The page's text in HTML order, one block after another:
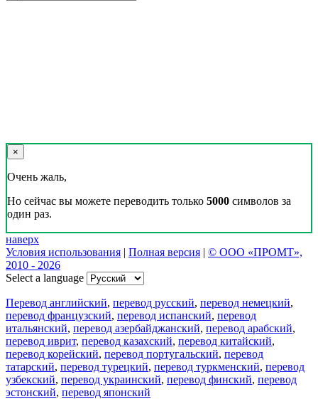
×
Очень жаль,
Но сейчас вы можете переводить только 5000 символов за
один раз.
наверх
Условия использования | Полная версия | © ООО «ПРОМТ»,
2010 - 2026
Select a language
Перевод английский, перевод русский, перевод немецкий,
перевод французский, перевод испанский, перевод
итальянский, перевод азербайджанский, перевод арабский,
перевод иврит, перевод казахский, перевод китайский,
перевод корейский, перевод португальский, перевод
татарский, перевод турецкий, перевод туркменский, перевод
узбекский, перевод украинский, перевод финский, перевод
эстонский, перевод японский